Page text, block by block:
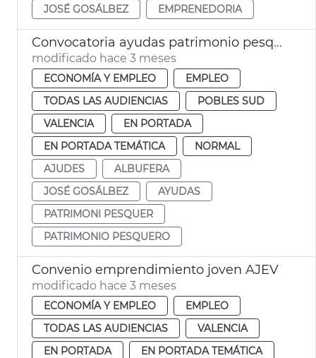
JOSÉ GOSÁLBEZ
EMPRENEDORIA
Convocatoria ayudas patrimonio pesquero València 2026
modificado hace 3 meses
ECONOMÍA Y EMPLEO
EMPLEO
TODAS LAS AUDIENCIAS
POBLES SUD
VALENCIA
EN PORTADA
EN PORTADA TEMÁTICA
NORMAL
AJUDES
ALBUFERA
JOSÉ GOSÁLBEZ
AYUDAS
PATRIMONI PESQUER
PATRIMONIO PESQUERO
Convenio emprendimiento joven AJEV
modificado hace 3 meses
ECONOMÍA Y EMPLEO
EMPLEO
TODAS LAS AUDIENCIAS
VALENCIA
EN PORTADA
EN PORTADA TEMÁTICA